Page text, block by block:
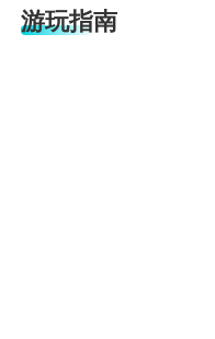
游玩指南